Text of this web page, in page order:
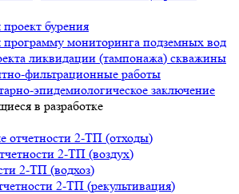
бурения
программу мониторинга подземных вод
ликвидации (тампонажа) скважины
фильтрационные работы
эпидемиологическое заключение
в разработке
отчетности 2-ТП (отходы)
2-ТП (воздух)
2-ТП (водхоз)
2-ТП (рекультивация)